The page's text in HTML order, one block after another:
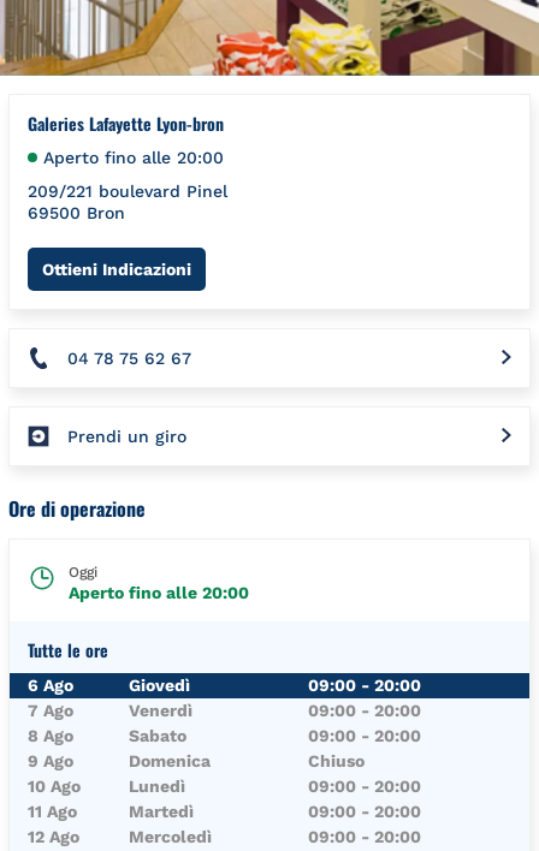
Galeries Lafayette Lyon-bron
Aperto fino alle 20:00
209/221 boulevard Pinel
69500 Bron
Ottieni IndicazioniLink Opens in New Tab
04 78 75 62 67
Prendi un giro
Ore di operazione
Oggi
Aperto fino alle 20:00
Tutte le ore
Giorno della Settimana
6 Ago Giovedì 09:00 - 20:00
7 Ago
Venerdì 09:00 - 20:00
8 Ago
Sabato 09:00 - 20:00
9 Ago
Domenica
Chiuso
10 Ago
Lunedì 09:00 - 20:00
11 Ago
Martedì 09:00 - 20:00
12 Ago
Mercoledì 09:00 - 20:00